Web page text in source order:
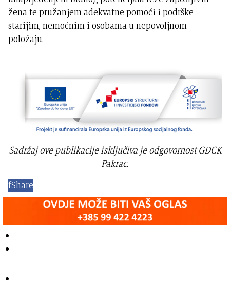
žena te pružanjem adekvatne pomoći i podrške
starijim, nemoćnim i osobama u nepovoljnom
položaju.
Sadržaj ove publikacije isključiva je odgovornost GDCK
Pakrac.
fShare